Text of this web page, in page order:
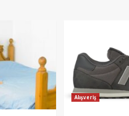
Alışveriş